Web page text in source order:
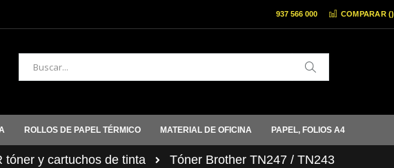
COMPARAR ()
937 566 000
Buscar
ROLLOS DE PAPEL TÉRMICO MATERIAL DE OFICINA PAPEL, FOLIOS A4
tóner y cartuchos de tinta Tóner Brother TN247 / TN243